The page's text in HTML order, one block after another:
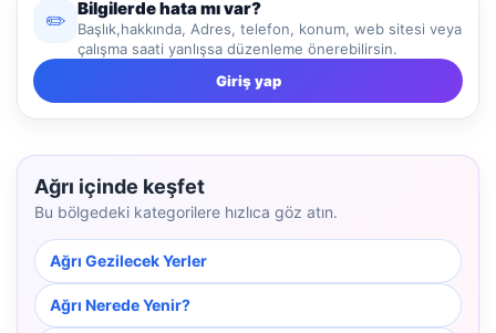
✏️
Bilgilerde hata mı var?
Başlık,hakkında, Adres, telefon, konum, web sitesi veya
çalışma saati yanlışsa düzenleme önerebilirsin.
Giriş yap
Ağrı içinde keşfet
Bu bölgedeki kategorilere hızlıca göz atın.
Ağrı Gezilecek Yerler
Ağrı Nerede Yenir?